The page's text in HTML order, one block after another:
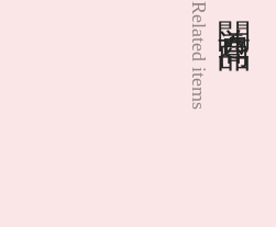
Related items